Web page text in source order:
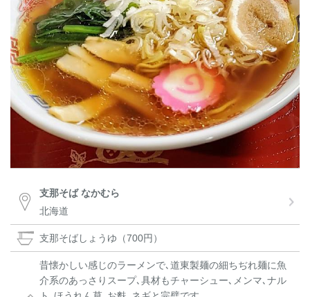
支那そば なかむら
北海道
支那そばしょうゆ（700円）
昔懐かしい感じのラーメンで､道東製麺の細ちぢれ麺に魚
介系のあっさりスープ､具材もチャーシュー､メンマ､ナル